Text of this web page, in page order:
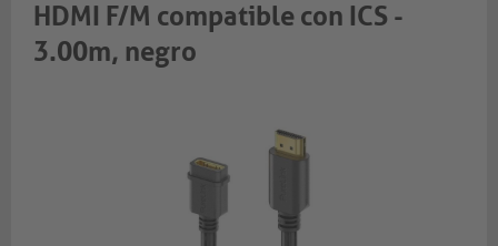
HDMI F/M compatible con ICS -
3.00m, negro